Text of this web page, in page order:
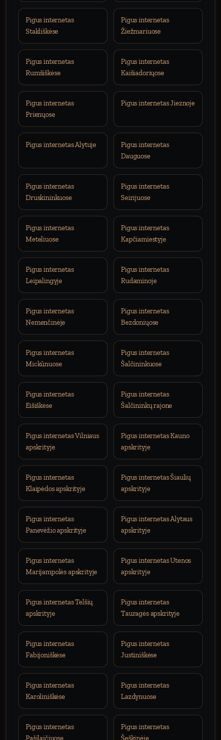
Pigus internetas
Stakliškėse
Pigus internetas
Žiežmariuose
Pigus internetas
Rumšiškėse
Pigus internetas
Kaišiadoriųose
Pigus internetas
Prienųose
Pigus internetas Jieznoje
Pigus internetas Alytuje
Pigus internetas
Dauguose
Pigus internetas
Druskininkuose
Pigus internetas
Seirijuose
Pigus internetas
Meteliuose
Pigus internetas
Kapčiamiestyje
Pigus internetas
Leipalingyje
Pigus internetas
Rudaminoje
Pigus internetas
Nemenčinėje
Pigus internetas
Bezdoniųose
Pigus internetas
Mickūnuose
Pigus internetas
Šalčininkuose
Pigus internetas
Eišiškėse
Pigus internetas
Šalčininkų rajone
Pigus internetas Vilniaus
apskrityje
Pigus internetas Kauno
apskrityje
Pigus internetas
Klaipėdos apskrityje
Pigus internetas Šiaulių
apskrityje
Pigus internetas
Panevėžio apskrityje
Pigus internetas Alytaus
apskrityje
Pigus internetas
Marijampolės apskrityje
Pigus internetas Utenos
apskrityje
Pigus internetas Telšių
apskrityje
Pigus internetas
Tauragės apskrityje
Pigus internetas
Fabijoniškėse
Pigus internetas
Justiniškėse
Pigus internetas
Karoliniškėse
Pigus internetas
Lazdynuose
Pigus internetas
Pašilaičiuose
Pigus internetas
Šeškinėje